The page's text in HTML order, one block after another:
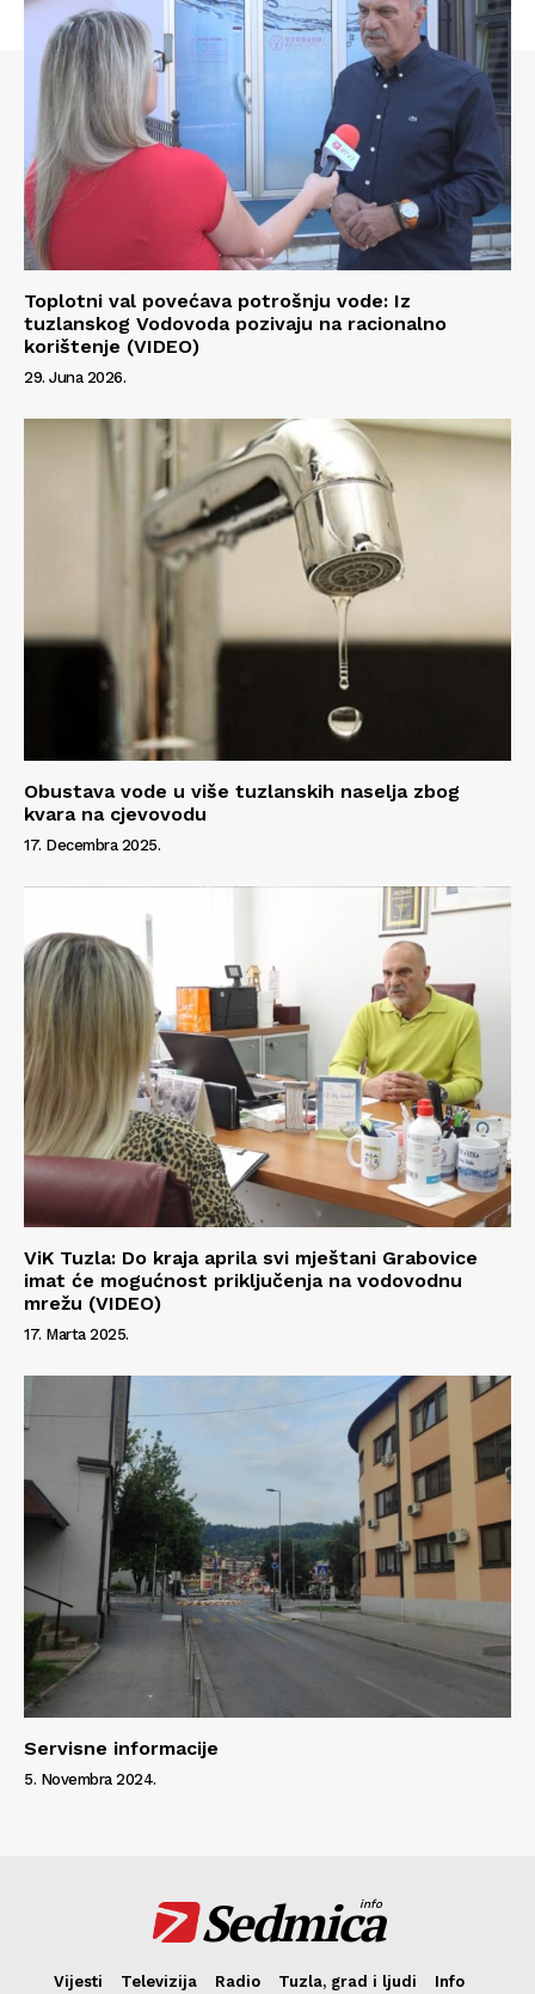
Info
Toplotni val povećava potrošnju vode: Iz
tuzlanskog Vodovoda pozivaju na racionalno
korištenje (VIDEO)
29. Juna 2026.
Obustava vode u više tuzlanskih naselja zbog
kvara na cjevovodu
17. Decembra 2025.
ViK Tuzla: Do kraja aprila svi mještani Grabovice
imat će mogućnost priključenja na vodovodnu
mrežu (VIDEO)
17. Marta 2025.
Servisne informacije
5. Novembra 2024.
Sedmica
info
Vijesti Televizija Radio Tuzla, grad i ljudi
Info